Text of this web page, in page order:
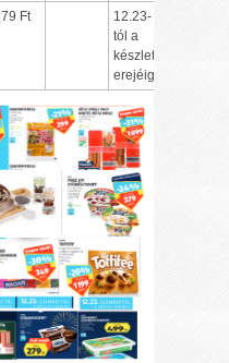
Ft
12.23-
tól a
készlet
erejéig